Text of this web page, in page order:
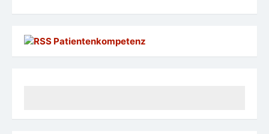
Patientenkompetenz